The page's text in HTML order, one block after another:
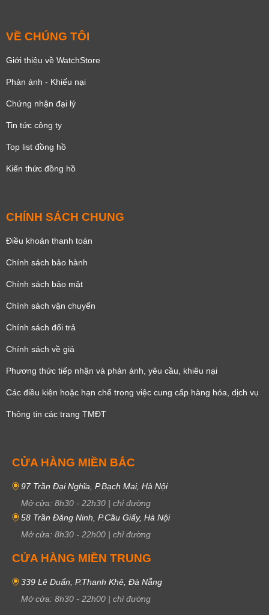
VỀ CHÚNG TÔI
Giới thiệu về WatchStore
Phản ánh - Khiếu nại
Chứng nhận đại lý
Tin tức công ty
Top list đồng hồ
Kiến thức đồng hồ
CHÍNH SÁCH CHUNG
Điều khoản thanh toán
Chính sách bảo hành
Chính sách bảo mật
Chính sách vận chuyển
Chính sách đổi trả
Chính sách về giá
Phương thức tiếp nhận và phản ánh, yêu cầu, khiêu nại
Các điều kiện hoặc hạn chế trong việc cung cấp hàng hóa, dịch vụ
Thông tin các trang TMĐT
CỬA HÀNG MIỀN BẮC
97 Trần Đại Nghĩa, P.Bạch Mai, Hà Nội
Mở cửa: 8h30 - 22h30 | chỉ đường
58 Trần Đăng Ninh, P.Cầu Giấy, Hà Nội
Mở cửa: 8h30 - 22h00 | chỉ đường
CỬA HÀNG MIỀN TRUNG
339 Lê Duẩn, P.Thanh Khê, Đà Nẵng
Mở cửa: 8h30 - 22h00 | chỉ đường